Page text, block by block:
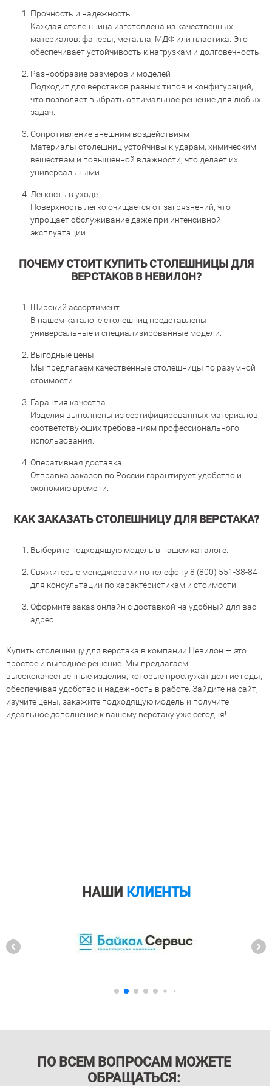
Прочность и надежность
Каждая столешница изготовлена из качественных
материалов: фанеры, металла, МДФ или пластика. Это
обеспечивает устойчивость к нагрузкам и долговечность.
Разнообразие размеров и моделей
Подходит для верстаков разных типов и конфигураций,
что позволяет выбрать оптимальное решение для любых
задач.
Сопротивление внешним воздействиям
Материалы столешниц устойчивы к ударам, химическим
веществам и повышенной влажности, что делает их
универсальными.
Легкость в уходе
Поверхность легко очищается от загрязнений, что
упрощает обслуживание даже при интенсивной
эксплуатации.
ПОЧЕМУ СТОИТ КУПИТЬ СТОЛЕШНИЦЫ ДЛЯ
ВЕРСТАКОВ В НЕВИЛОН?
Широкий ассортимент
В нашем каталоге столешниц представлены
универсальные и специализированные модели.
Выгодные цены
Мы предлагаем качественные столешницы по разумной
стоимости.
Гарантия качества
Изделия выполнены из сертифицированных материалов,
соответствующих требованиям профессионального
использования.
Оперативная доставка
Отправка заказов по России гарантирует удобство и
экономию времени.
КАК ЗАКАЗАТЬ СТОЛЕШНИЦУ ДЛЯ ВЕРСТАКА?
Выберите подходящую модель в нашем каталоге.
Свяжитесь с менеджерами по телефону8 (800) 551-38-84
для консультации по характеристикам и стоимости.
Оформите заказ онлайн с доставкой на удобный для вас
адрес.
Купить столешницу для верстака в компании Невилон — это
простое и выгодное решение. Мы предлагаем
высококачественные изделия, которые прослужат долгие годы,
обеспечивая удобство и надежность в работе. Зайдите на сайт,
изучите цены, закажите подходящую модель и получите
идеальное дополнение к вашему верстаку уже сегодня!
НАШИ КЛИЕНТЫ
ПО ВСЕМ ВОПРОСАМ МОЖЕТЕ
ОБРАЩАТЬСЯ: